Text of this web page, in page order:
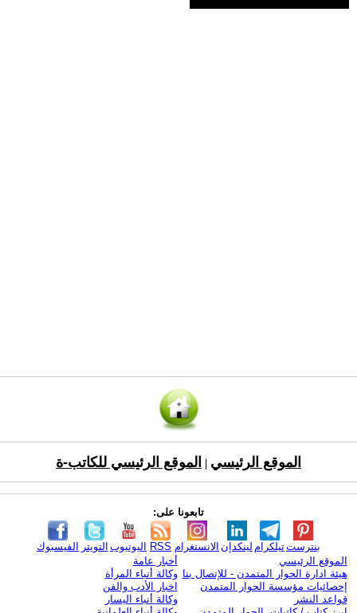
الموقع الرئيسي الموقع الرئيسي للكاتب-ة
تابعونا على:
الفيسبوك التويتر اليوتيوب RSS الانستغرام لينكدإن تيلكرامبنترست
الموقع الرئيسي
هيئة ادارة الحوار المتمدن - للإتصال بنا
إحصائيات مؤسسة الحوار المتمدن
قواعد النشر
أخبار عامة
وكالة أنباء المرأة
اخبار الأدب والفن
وكالة أنباء اليسار